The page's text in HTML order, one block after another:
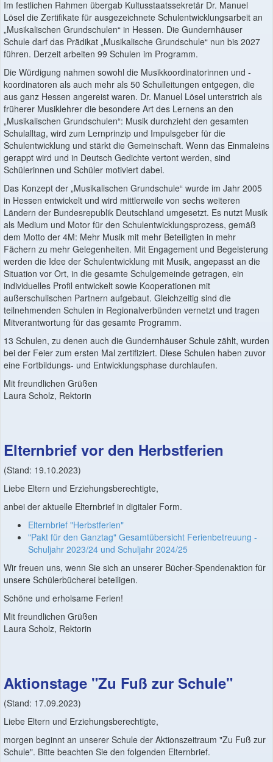
Im festlichen Rahmen übergab Kultusstaatssekretär Dr. Manuel
Lösel die Zertifikate für ausgezeichnete Schulentwicklungsarbeit an
„Musikalischen Grundschulen“ in Hessen. Die Gundernhäuser
Schule darf das Prädikat „Musikalische Grundschule“ nun bis 2027
führen. Derzeit arbeiten 99 Schulen im Programm.
Die Würdigung nahmen sowohl die Musikkoordinatorinnen und -
koordinatoren als auch mehr als 50 Schulleitungen entgegen, die
aus ganz Hessen angereist waren. Dr. Manuel Lösel unterstrich als
früherer Musiklehrer die besondere Art des Lernens an den
„Musikalischen Grundschulen“: Musik durchzieht den gesamten
Schulalltag, wird zum Lernprinzip und Impulsgeber für die
Schulentwicklung und stärkt die Gemeinschaft. Wenn das Einmaleins
gerappt wird und in Deutsch Gedichte vertont werden, sind
Schülerinnen und Schüler motiviert dabei.
Das Konzept der „Musikalischen Grundschule“ wurde im Jahr 2005
in Hessen entwickelt und wird mittlerweile von sechs weiteren
Ländern der Bundesrepublik Deutschland umgesetzt. Es nutzt Musik
als Medium und Motor für den Schulentwicklungsprozess, gemäß
dem Motto der 4M: Mehr Musik mit mehr Beteiligten in mehr
Fächern zu mehr Gelegenheiten. Mit Engagement und Begeisterung
werden die Idee der Schulentwicklung mit Musik, angepasst an die
Situation vor Ort, in die gesamte Schulgemeinde getragen, ein
individuelles Profil entwickelt sowie Kooperationen mit
außerschulischen Partnern aufgebaut. Gleichzeitig sind die
teilnehmenden Schulen in Regionalverbünden vernetzt und tragen
Mitverantwortung für das gesamte Programm.
13 Schulen, zu denen auch die Gundernhäuser Schule zählt, wurden
bei der Feier zum ersten Mal zertifiziert. Diese Schulen haben zuvor
eine Fortbildungs- und Entwicklungsphase durchlaufen.
Mit freundlichen Grüßen
Laura Scholz, Rektorin
Elternbrief vor den Herbstferien
(Stand: 19.10.2023)
Liebe Eltern und Erziehungsberechtigte,
anbei der aktuelle Elternbrief in digitaler Form.
Elternbrief "Herbstferien"
"Pakt für den Ganztag" Gesamtübersicht Ferienbetreuung -
Schuljahr 2023/24 und Schuljahr 2024/25
Wir freuen uns, wenn Sie sich an unserer Bücher-Spendenaktion für
unsere Schülerbücherei beteiligen.
Schöne und erholsame Ferien!
Mit freundlichen Grüßen
Laura Scholz, Rektorin
Aktionstage "Zu Fuß zur Schule"
(Stand: 17.09.2023)
Liebe Eltern und Erziehungsberechtigte,
morgen beginnt an unserer Schule der Aktionszeitraum "Zu Fuß zur
Schule". Bitte beachten Sie den folgenden Elternbrief.